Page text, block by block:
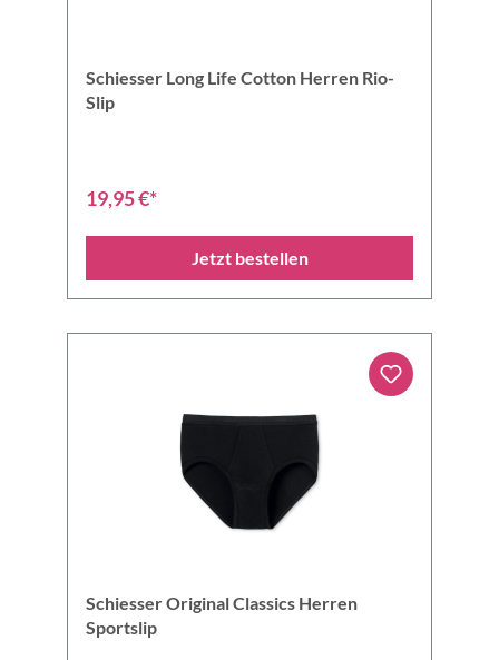
Schiesser Long Life Cotton Herren Rio-
Slip
19,95 €*
Jetzt bestellen
Schiesser Original Classics Herren
Sportslip